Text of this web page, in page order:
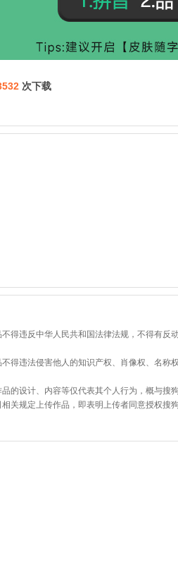
次下载
得违反中华人民共和国法律法规，不得有反
得违法侵害他人的知识产权、肖像权、名称
的设计、内容等仅代表其个人行为，概与搜
关规定上传作品，即表明上传者同意授权搜